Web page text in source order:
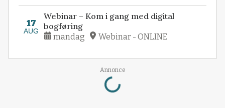
17
AUG
Webinar – Kom i gang med digital
bogføring
mandag Webinar - ONLINE
Annonce
Loading...